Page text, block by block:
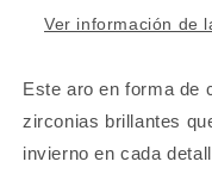
Ver información de
Este aro en forma de
zirconias brillantes
invierno en cada